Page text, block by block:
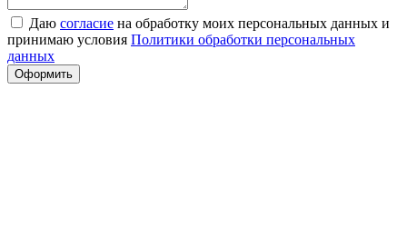
Даю согласие на обработку моих персональных данных и
принимаю условия Политики обработки персональных
данных
Оформить